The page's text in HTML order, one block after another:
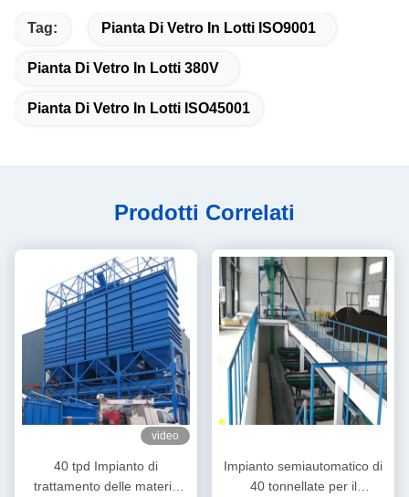
Tag: Pianta Di Vetro In Lotti ISO9001
Pianta Di Vetro In Lotti 380V
Pianta Di Vetro In Lotti ISO45001
Prodotti Correlati
video
40 tpd Impianto di
trattamento delle materie
Impianto semiautomatico di
40 tonnellate per il